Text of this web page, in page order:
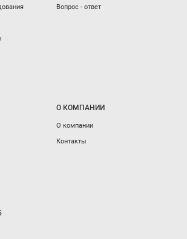
Вопрос - ответ
О КОМПАНИИ
О компании
Контакты